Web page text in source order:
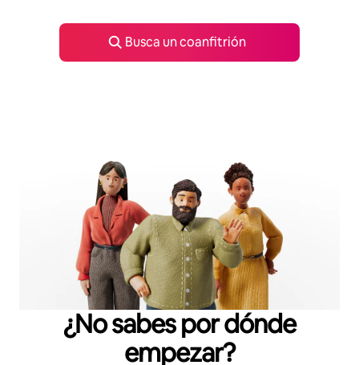
Busca un coanfitrión
¿No sabes por dónde
empezar?